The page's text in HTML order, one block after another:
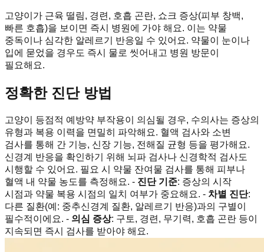
고양이가 근육 떨림, 경련, 호흡 곤란, 쇼크 증상(피부 창백,
빠른 호흡)을 보이면 즉시 병원에 가야 해요. 이는 약물
중독이나 심각한 알레르기 반응일 수 있어요. 약물이 눈이나
입에 묻었을 경우도 즉시 물로 씻어내고 병원 방문이
필요해요.
정확한 진단 방법
고양이 등점적 예방약 부작용이 의심될 경우, 수의사는 증상의
유형과 복용 이력을 면밀히 파악해요. 혈액 검사와 소변
검사를 통해 간 기능, 신장 기능, 전해질 균형 등을 평가해요.
신경계 반응을 확인하기 위해 뇌파 검사나 신경학적 검사도
시행할 수 있어요. 필요 시 약물 잔여물 검사를 통해 피부나
혈액 내 약물 농도를 측정해요. - 진단 기준: 증상의 시작
시점과 약물 복용 시점의 일치 여부가 중요해요. - 차별 진단:
다른 질환(예: 중추신경계 질환, 알레르기 반응)과의 구별이
필수적이에요. - 의심 증상: 구토, 경련, 무기력, 호흡 곤란 등이
지속되면 즉시 검사를 받아야 해요.